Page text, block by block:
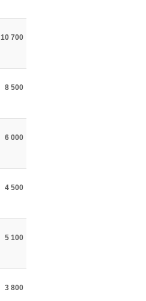
10 700
8 500
6 000
4 500
5 100
3 800